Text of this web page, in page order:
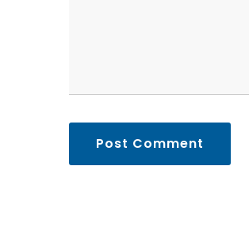
Post Comment